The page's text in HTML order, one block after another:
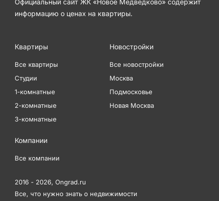
Официальный сайт ЖК «Новое Медведково» содержит
информацию о ценах на квартиры.
Квартиры
Все квартиры
Студии
1-комнатные
2-комнатные
3-комнатные
Новостройки
Все новостройки
Москва
Подмосковье
Новая Москва
Компании
Все компании
2016 - 2026, Ongrad.ru
Все, что нужно знать о недвижимости